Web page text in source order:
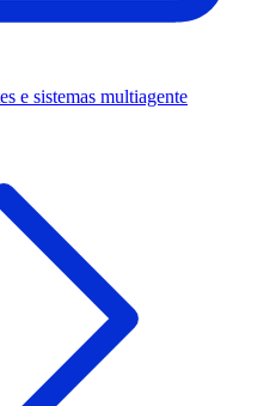
e sistemas multiagente